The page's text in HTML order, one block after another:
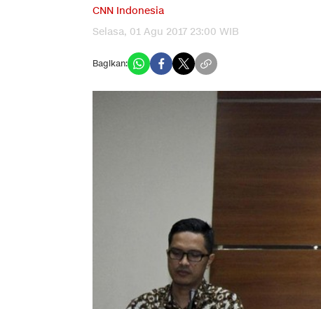
CNN Indonesia
Selasa, 01 Agu 2017 23:00 WIB
Bagikan: